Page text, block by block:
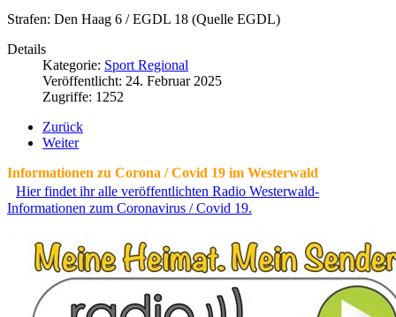
Strafen: Den Haag 6 / EGDL 18 (Quelle EGDL)
Details
Kategorie: Sport Regional
Veröffentlicht: 24. Februar 2025
Zugriffe: 1252
Zurück
Weiter
Informationen zu Corona / Covid 19 im Westerwald
Hier findet ihr alle veröffentlichten Radio Westerwald-
Informationen zum Coronavirus / Covid 19.